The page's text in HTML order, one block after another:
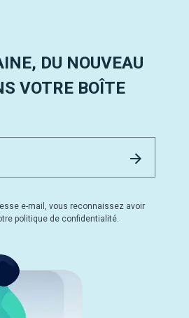
DU NOUVEAU
VOTRE BOÎTE
e-mail, vous reconnaissez avoir
politique de confidentialité.